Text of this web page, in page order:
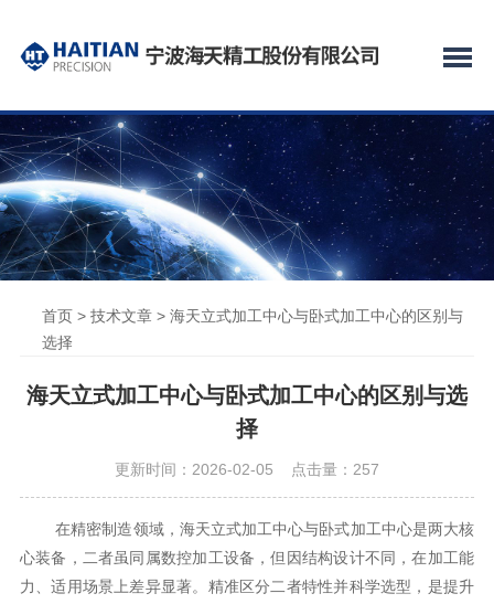
首页> 技术文章> 海天立式加工中心与卧式加工中心的区别与
选择
海天立式加工中心与卧式加工中心的区别与选
择
更新时间：2026-02-05 点击量： 257
在精密制造领域，海天立式加工中心与卧式加工中心是两大核
心装备，二者虽同属数控加工设备，但因结构设计不同，在加工能
力、适用场景上差异显著。精准区分二者特性并科学选型，是提升